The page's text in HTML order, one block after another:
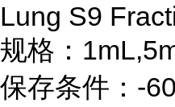
Lung S9
规格：
保存条件：-